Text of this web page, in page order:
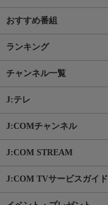
おすすめ番組
ランキング
チャンネル一覧
J:テレ
J:COMチャンネル
J:COM STREAM
J:COM TVサービスガイド